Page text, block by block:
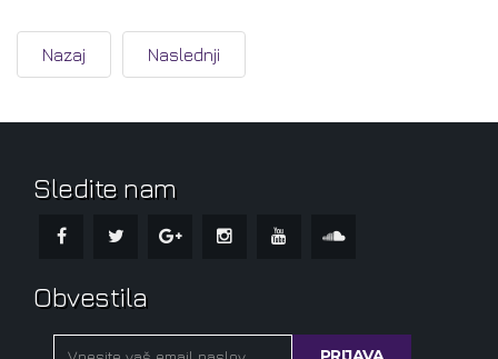
Nazaj Naslednji
Sledite nam
Obvestila